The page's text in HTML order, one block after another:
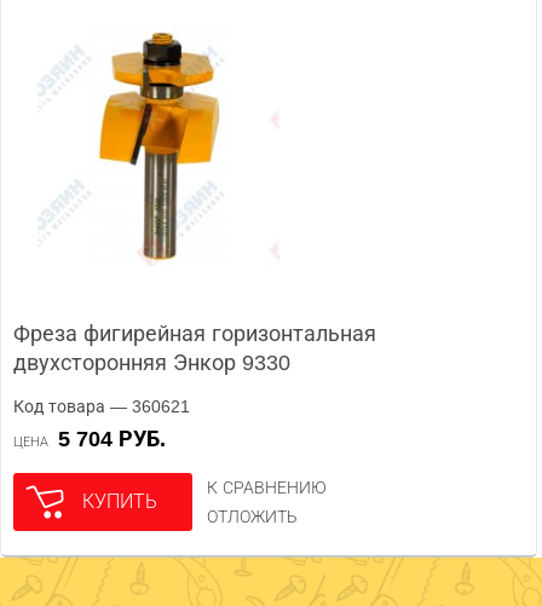
Фреза фигирейная горизонтальная
двухсторонняя Энкор 9330
Код товара — 360621
ЦЕНА 5 704 РУБ.
КУПИТЬ
К СРАВНЕНИЮ
ОТЛОЖИТЬ